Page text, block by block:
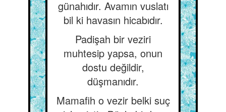
günahıdır. Avamın vuslatı
bil ki havasın hicabıdır.
Padişah bir veziri
muhtesip yapsa, onun
dostu değildir,
düşmanıdır.
Mamafih o vezir belki suç